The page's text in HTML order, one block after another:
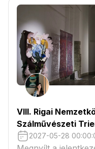
VIII. Rigai
Szálművészeti
2027-05-28